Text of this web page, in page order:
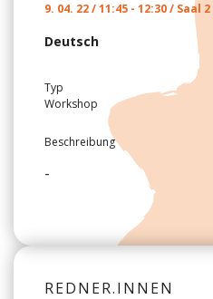
9. 04. 22 / 11:45 - 12:30 / Saal
Deutsch
Typ
Workshop
Beschreibung
-
REDNER.INNEN